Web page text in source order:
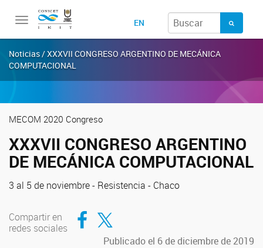
Toggle
EN
Noticias / XXXVII CONGRESO ARGENTINO DE MECÁNICA
COMPUTACIONAL
MECOM 2020 Congreso
XXXVII CONGRESO ARGENTINO
DE MECÁNICA COMPUTACIONAL
3 al 5 de noviembre - Resistencia - Chaco
Compartir en
redes sociales
Compartir en Facebook
Compartir en Twitter
Publicado el 6 de diciembre de 2019